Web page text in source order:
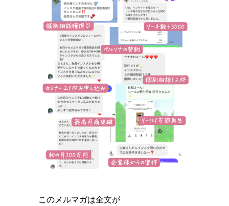
このメルマガは全文が